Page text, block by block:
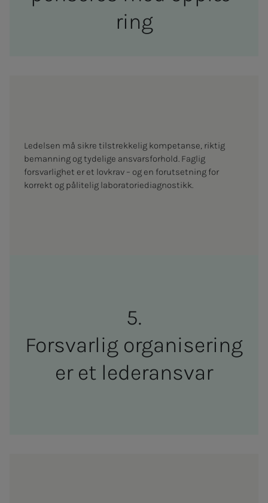
ring
For­svar­­­lig or­­­ga­­­ni­­­se­ring
er et le­­­der­an­svar
Ledelsen må sikre tilstrekkelig kompetanse, riktig
bemanning og tydelige ansvarsforhold. Faglig
forsvarlighet er et lovkrav – og en forutsetning for
korrekt og pålitelig laboratoriediagnostikk.